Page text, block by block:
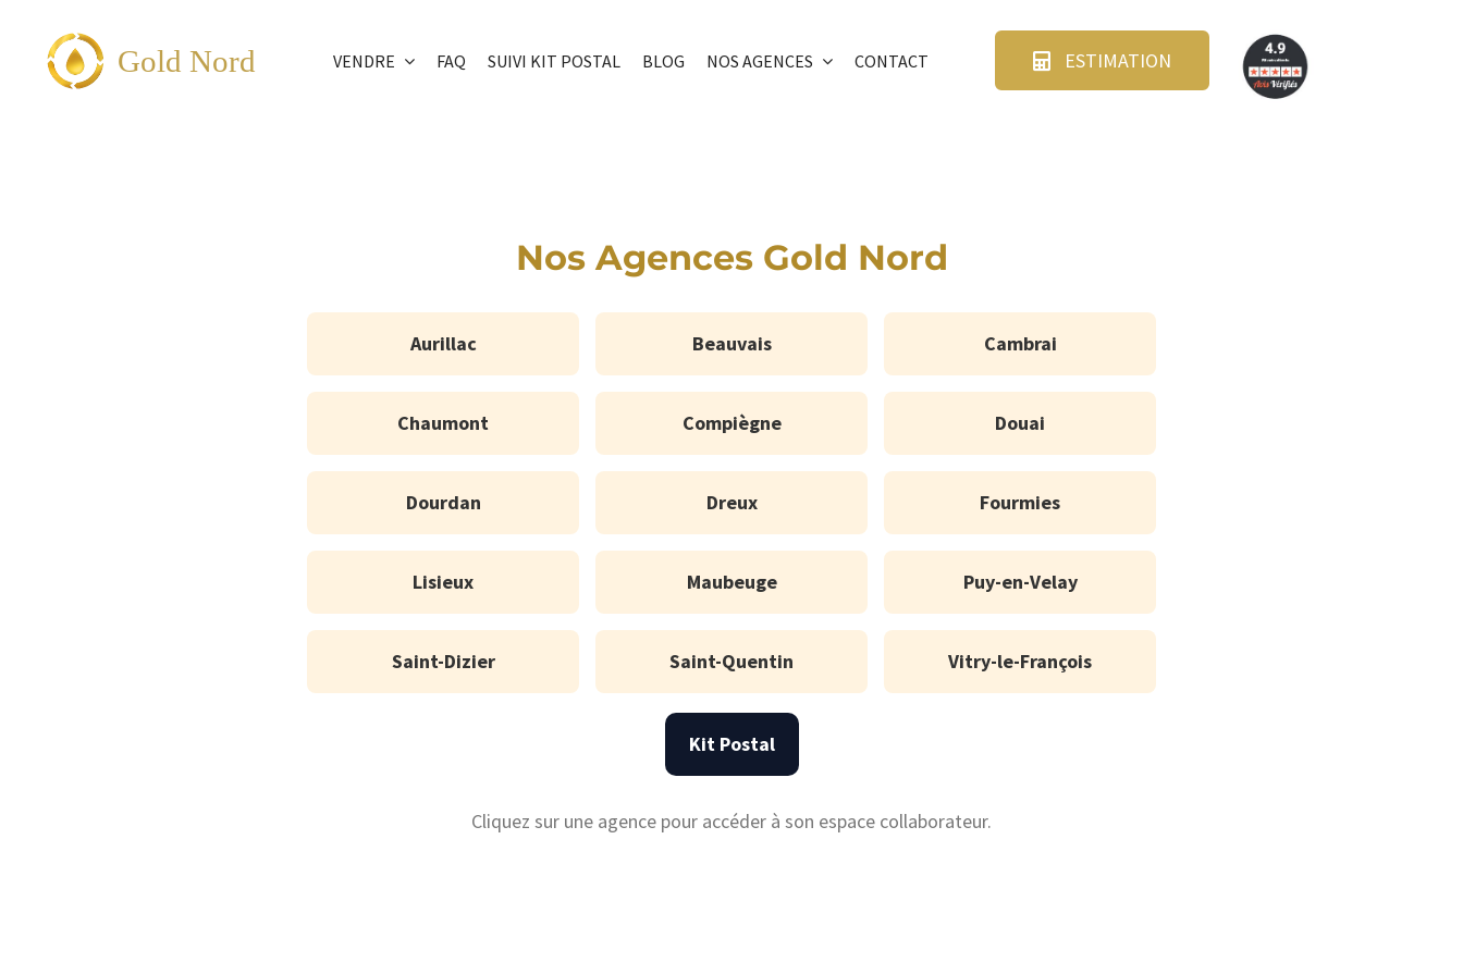
contenu
Gold Nord VENDRE FAQ SUIVI KIT POSTAL BLOG NOS AGENCES CONTACT ESTIMATION
Nos Agences Gold Nord
Aurillac Beauvais Cambrai
Chaumont Compiègne Douai
Dourdan Dreux Fourmies
Lisieux Maubeuge Puy-en-Velay
Saint-Dizier Saint-Quentin Vitry-le-François
Kit Postal
Cliquez sur une agence pour accéder à son espace collaborateur.